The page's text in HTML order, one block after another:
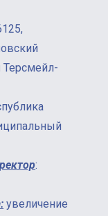
Терсмейл-
:
увеличение